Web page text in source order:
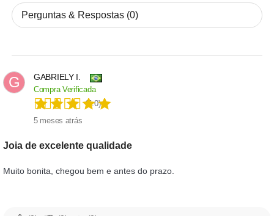
Perguntas & Respostas (0)
G GABRIELY I.
Compra Verificada
(5.0)
5 meses atrás
Joia de excelente qualidade
Muito bonita, chegou bem e antes do prazo.